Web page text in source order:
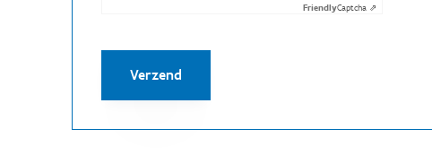
FriendlyCaptcha ⇗
Verzend